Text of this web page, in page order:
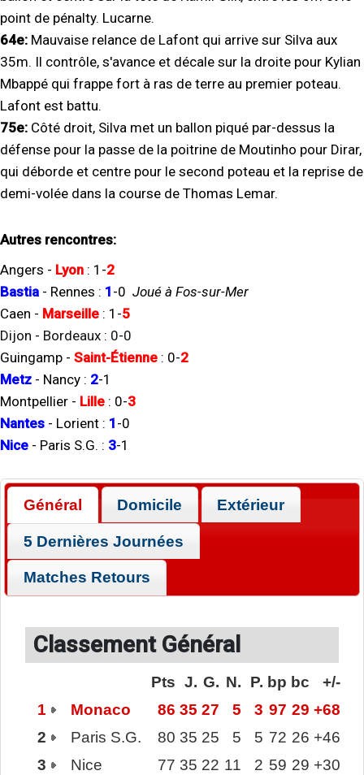
point de pénalty. Lucarne.
64e: Mauvaise relance de Lafont qui arrive sur Silva aux
35m. Il contrôle, s'avance et décale sur la droite pour Kylian
Mbappé qui frappe fort à ras de terre au premier poteau.
Lafont est battu.
75e: Côté droit, Silva met un ballon piqué par-dessus la
défense pour la passe de la poitrine de Moutinho pour Dirar,
qui déborde et centre pour le second poteau et la reprise de
demi-volée dans la course de Thomas Lemar.
Autres rencontres:
Angers - Lyon : 1 -2
Bastia - Rennes : 1 -0 Joué à Fos-sur-Mer
Caen - Marseille : 1 -5
Dijon - Bordeaux : 0-0
Guingamp - Saint-Étienne : 0-2
Metz - Nancy : 2-1
Montpellier - Lille : 0-3
Nantes - Lorient : 1 -0
Nice - Paris S.G. : 3-1
Général Domicile Extérieur
5 Dernières Journées
Matches Retours
Classement Général
Pts J. G. N. P. bp bc
+/-
1
Monaco 86 35 27 5 3 97 29 +68
2
Paris S.G. 80 35 25 5 5 72 26 +46
3
Nice 77 35 22 11 2 59 29 +30